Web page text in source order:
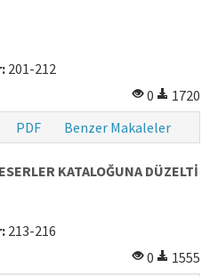
201-212
0
1720
PDF Benzer Makaleler
KATALOĞUNA DÜZELTİ
213-216
0
1555